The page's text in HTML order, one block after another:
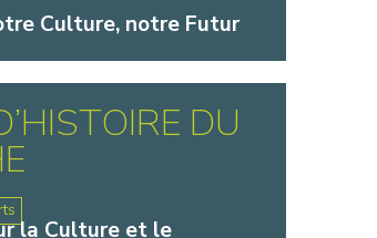
Culture, notre Futur
DU
la Culture et le